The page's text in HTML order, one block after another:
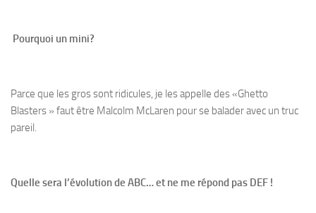
Pourquoi un mini?
Parce que les gros sont ridicules, je les appelle des «Ghetto
Blasters » faut être Malcolm McLaren pour se balader avec un truc
pareil.
Quelle sera l’évolution de ABC… et ne me répond pas DEF !